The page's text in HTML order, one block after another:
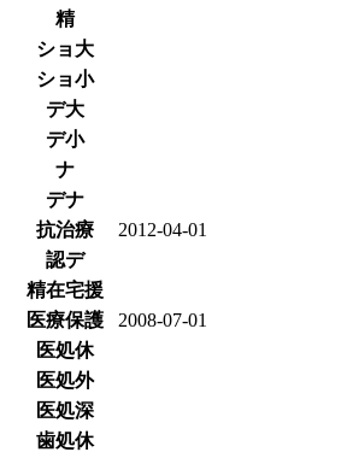
精
ショ大
ショ小
デ大
デ小
ナ
デナ
抗治療
2012-04-01
認デ
精在宅援
医療保護
2008-07-01
医処休
医処外
医処深
歯処休